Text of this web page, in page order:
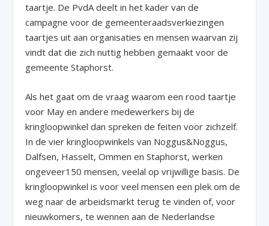
taartje. De PvdA deelt in het kader van de
campagne voor de gemeenteraadsverkiezingen
taartjes uit aan organisaties en mensen waarvan zij
vindt dat die zich nuttig hebben gemaakt voor de
gemeente Staphorst.
Als het gaat om de vraag waarom een rood taartje
voor May en andere medewerkers bij de
kringloopwinkel dan spreken de feiten voor zichzelf.
In de vier kringloopwinkels van Noggus&Noggus,
Dalfsen, Hasselt, Ommen en Staphorst, werken
ongeveer150 mensen, veelal op vrijwillige basis. De
kringloopwinkel is voor veel mensen een plek om de
weg naar de arbeidsmarkt terug te vinden of, voor
nieuwkomers, te wennen aan de Nederlandse